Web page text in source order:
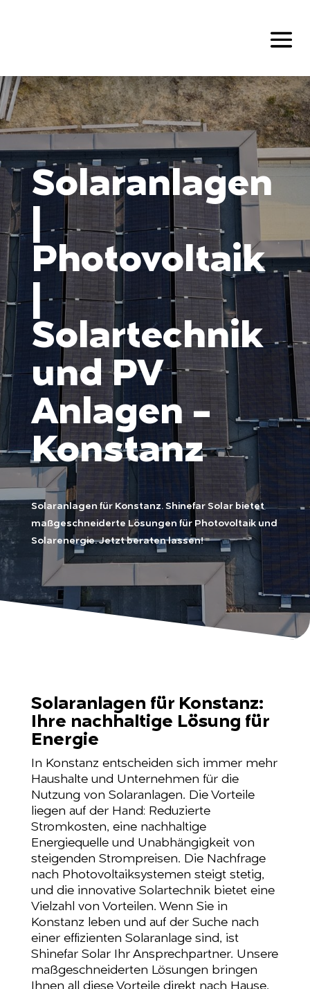
Solaranlagen
|
Photovoltaik
|
Solartechnik
und PV
Anlagen -
Konstanz
Solaranlagen für Konstanz. Shinefar Solar bietet
maßgeschneiderte Lösungen für Photovoltaik und
Solarenergie. Jetzt beraten lassen!
Solaranlagen für Konstanz:
Ihre nachhaltige Lösung für
Energie
In Konstanz entscheiden sich immer mehr
Haushalte und Unternehmen für die
Nutzung von Solaranlagen. Die Vorteile
liegen auf der Hand: Reduzierte
Stromkosten, eine nachhaltige
Energiequelle und Unabhängigkeit von
steigenden Strompreisen. Die Nachfrage
nach Photovoltaiksystemen steigt stetig,
und die innovative Solartechnik bietet eine
Vielzahl von Vorteilen. Wenn Sie in
Konstanz leben und auf der Suche nach
einer effizienten Solaranlage sind, ist
Shinefar Solar Ihr Ansprechpartner. Unsere
maßgeschneiderten Lösungen bringen
Ihnen all diese Vorteile direkt nach Hause.